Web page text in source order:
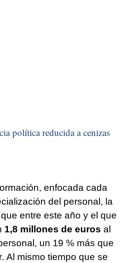
política reducida a cenizas
enfocada cada
del personal, la
entre este año y el que
1,8 millones de euros al
un 19 % más que
Al mismo tiempo que se